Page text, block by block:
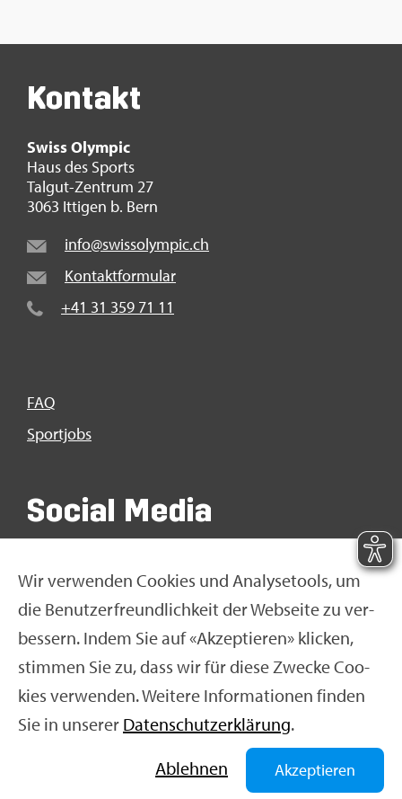
Wir ver­wen­den Coo­kies und Ana­ly­se­tools, um
die Be­nut­zer­freund­lich­keit der Web­sei­te zu ver­
bes­sern. Indem Sie auf «Ak­zep­tie­ren» kli­cken,
stim­men Sie zu, dass wir für diese Zwe­cke Coo­
kies ver­wen­den. Wei­te­re In­for­ma­tio­nen fin­den
Sie in un­se­rer Da­ten­schut­z­er­klä­rung.
Ab­leh­nen
Akzeptieren
Kon­takt
Swiss Olym­pic
Haus des Sports
Tal­gut-Zen­trum 27
3063 It­ti­gen b. Bern
info@​swi​ssol​ympi​c.​ch
Kon­takt­for­mu­lar
+41 31 359 71 11
FAQ
Sport­jobs
So­ci­al Media
Im­pres­sum|Da­ten­schut­z­er­
Nut­zungs­be­din­gun­gen Ne­ti­quet­te